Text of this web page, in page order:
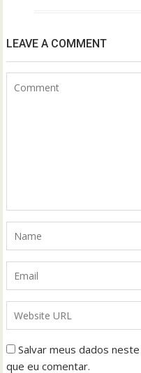
LEAVE A COMMENT
Salvar meus dados
que eu comentar.